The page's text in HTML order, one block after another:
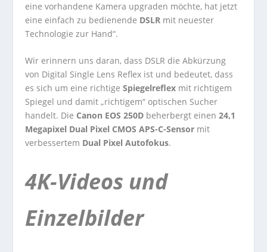
eine vorhandene Kamera upgraden möchte, hat jetzt
eine einfach zu bedienende DSLR mit neuester
Technologie zur Hand“.
Wir erinnern uns daran, dass DSLR die Abkürzung
von Digital Single Lens Reflex ist und bedeutet, dass
es sich um eine richtigeSpiegelreflex mit richtigem
Spiegel und damit „richtigem“ optischen Sucher
handelt. Die Canon EOS 250D beherbergt einen24,1
Megapixel Dual Pixel CMOS APS-C-Sensor mit
verbessertem Dual Pixel Autofokus.
4K-Videos und
Einzelbilder